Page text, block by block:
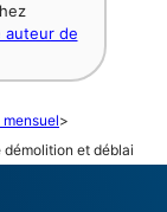
auteur de
>
démolition et déblai